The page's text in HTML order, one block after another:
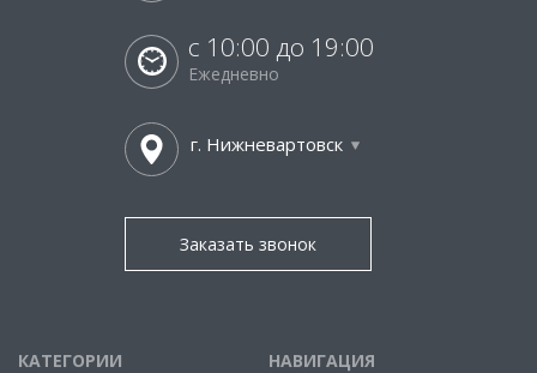
с 10:00 до 19:00
Ежедневно
г. Нижневартовск
Заказать звонок
КАТЕГОРИИ НАВИГАЦИЯ